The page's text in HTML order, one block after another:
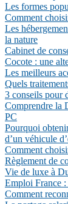
Les formes
Comment
Les
la nature
Cabinet de
Cocote : une
Les meilleurs
Quels
3 conseils pour
Comprendre la
PC
Pourquoi
d’un véhicule
Comment
Règlement de
Vie de luxe à
Emploi France
Comment